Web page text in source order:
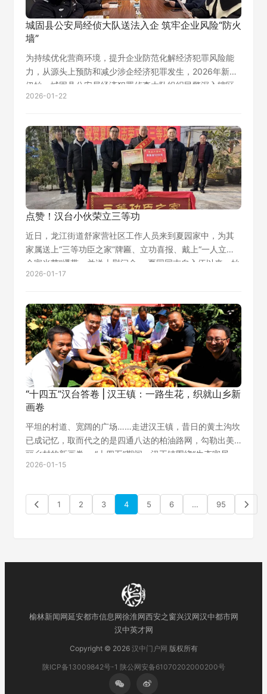
城固县公安局经侦大队送法入企 筑牢企业风险“防火
墙”
为持续优化营商环境，提升企业防范化解经济犯罪风险能
力，从源头上预防和减少涉企经济犯罪发生，2026年新年
伊始，城固县公安局经济犯罪侦查大队组织民警深入辖区
重点企业，开展“送法进企业”走访活动，为企业健康发展注
2026-01-22
点赞！汉台小伙荣立三等功
近日，龙江街道舒家营社区工作人员来到夏园家中，为其
家属送上“三等功臣之家”牌匾、立功喜报、戴上“一人立功
全家光荣”绶带，并送上慰问金。 夏园同志自入伍以来，始
终秉持“听党指挥、能打胜仗、作风优良”的军人本色，在训
2026-01-17
“十四五”汉台答卷 | 汉王镇：一路生花，织就山乡新
画卷
平坦的村道、宽阔的广场……走进汉王镇，昔日的黄土沟坎
已成记忆，取而代之的是四通八达的柏油路网，勾勒出美
丽乡村的新画卷。 “十四五”期间，汉王镇围绕“生态宜居、
产业兴旺、民生幸福、治理高效”的目标，一笔一画，将蓝
2026-01-15
1 2 3 4 5 6 … 95
榆林新闻网延安都市信息网徐淮网西安之窗兴汉网汉中都市网
汉中英才网
Copyright © 2026 汉中门户网 版权所有
陕ICP备13009842号-1 陕公网安备61070202000200号